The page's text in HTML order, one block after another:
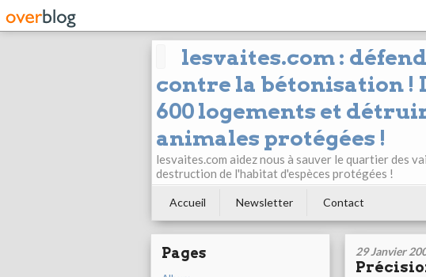
lesvaites.com :
contre la bétonisation
600 logements et
animales protégées !
lesvaites.com aidez nous à sauver le quartier des
destruction de l'habitat d'espèces protégées !
Accueil Newsletter Contact
Pages 29 Janvier